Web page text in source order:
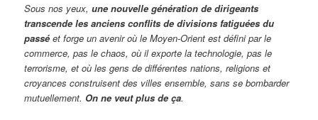
Sous nos yeux,une nouvelle génération de dirigeants
transcende les anciens conflits de divisions fatiguées du
passé et forge un avenir où le Moyen-Orient est défini par le
commerce, pas le chaos, où il exporte la technologie, pas le
terrorisme, et où les gens de différentes nations, religions et
croyances construisent des villes ensemble, sans se bombarder
mutuellement. On ne veut plus de ça.